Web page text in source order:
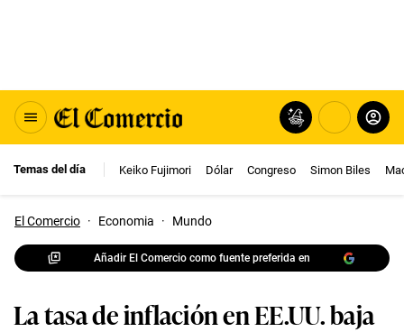
Temas del día Keiko Fujimori Dólar Congreso Simon Biles
El Comercio · Economia · Mundo
Añadir El Comercio como fuente preferida en
La tasa de inflación en EE.UU. baja